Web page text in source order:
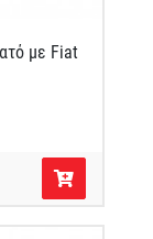
με Fiat